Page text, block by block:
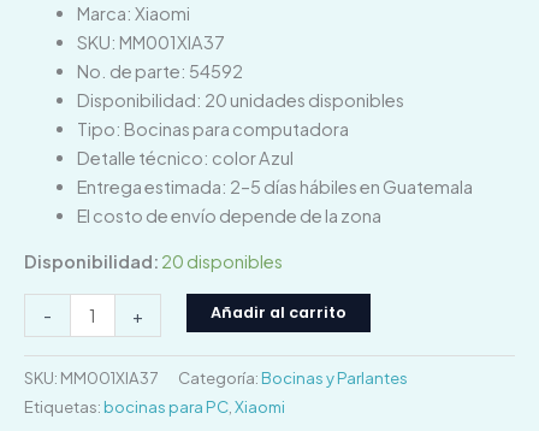
Marca: Xiaomi
SKU: MM001XIA37
No. de parte: 54592
Disponibilidad: 20 unidades disponibles
Tipo: Bocinas para computadora
Detalle técnico: color Azul
Entrega estimada: 2–5 días hábiles en Guatemala
El costo de envío depende de la zona
Disponibilidad: 20 disponibles
- + Añadir al carrito
SKU: MM001XIA37 Categoría: Bocinas y Parlantes
Etiquetas: bocinas para PC Xiaomi